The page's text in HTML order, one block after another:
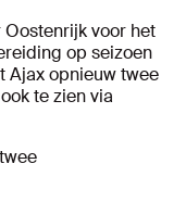
voor het
op seizoen
Ajax opnieuw twee
te zien via